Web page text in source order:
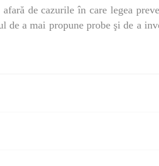
de cazurile în care legea
de a mai propune probe şi de a